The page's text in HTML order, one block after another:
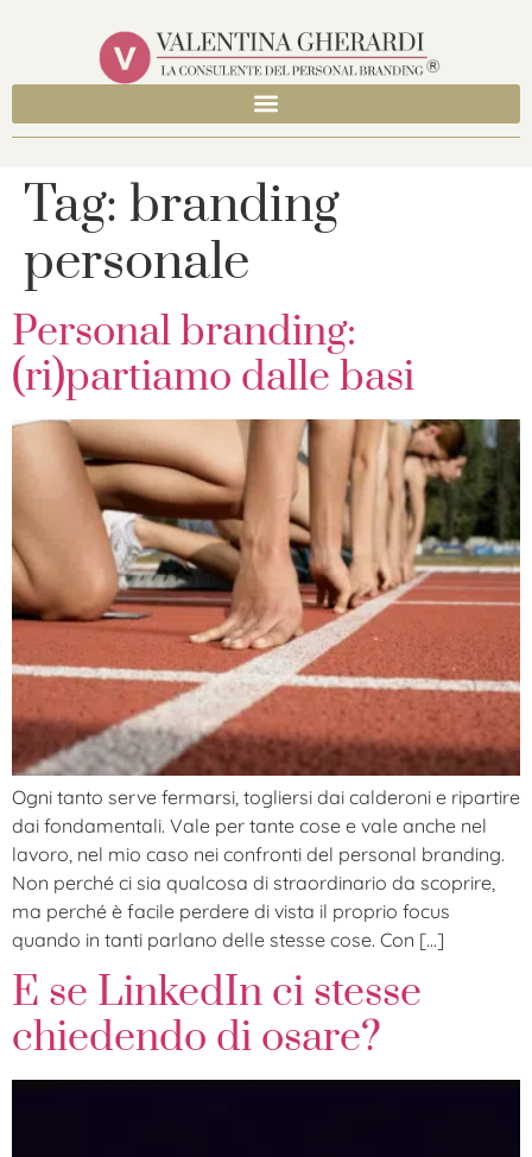
Tag: branding
personale
Personal branding:
(ri)partiamo dalle basi
Ogni tanto serve fermarsi, togliersi dai calderoni e ripartire
dai fondamentali. Vale per tante cose e vale anche nel
lavoro, nel mio caso nei confronti del personal branding.
Non perché ci sia qualcosa di straordinario da scoprire,
ma perché è facile perdere di vista il proprio focus
quando in tanti parlano delle stesse cose. Con […]
E se LinkedIn ci stesse
chiedendo di osare?